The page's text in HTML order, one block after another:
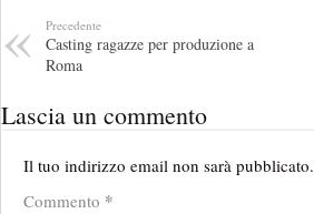
Precedente
Casting ragazze per produzione a
Roma
Lascia un commento
Il tuo indirizzo email non sarà pubblicato.
Commento *